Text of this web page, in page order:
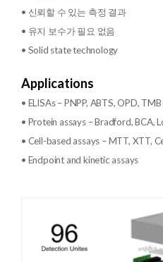
• 신뢰할 수 있는 측정 결과
• 유지 보수가 필요 없음
• Solid state technology
Applications
• ELISAs – PNPP, ABTS, OPD, TMB
• Protein assays – Bradford, BCA,
• Cell-based assays – MTT, XTT,
• Endpoint and kinetic assays